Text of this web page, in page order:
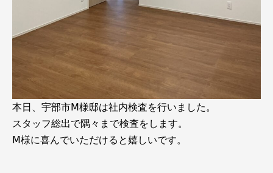
本日、宇部市Ⅿ様邸は社内検査を行いました。
スタッフ総出で隅々まで検査をします。
Ⅿ様に喜んでいただけると嬉しいです。